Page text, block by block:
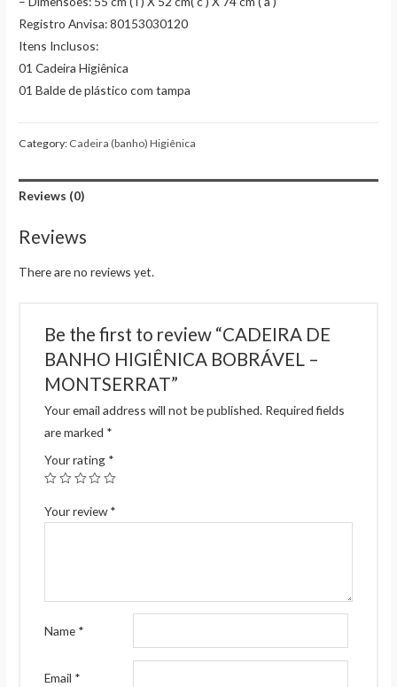
Registro Anvisa: 80153030120
Itens Inclusos:
01 Cadeira Higiênica
01 Balde de plástico com tampa
Category: Cadeira (banho) Higiênica
Reviews (0)
Reviews
There are no reviews yet.
Be the first to review “CADEIRA DE
BANHO HIGIÊNICA BOBRÁVEL –
MONTSERRAT”
Your email address will not be published. Required fields
are marked *
Your rating *
Your review*
Name *
Email *